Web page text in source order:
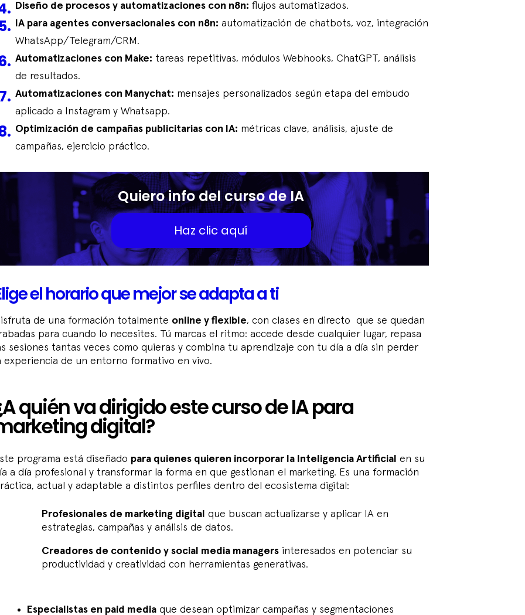
Diseño de procesos y automatizaciones con n8n: flujos automatizados.
IA para agentes conversacionales con n8n: automatización de chatbots, voz, integración
WhatsApp/Telegram/CRM.
Automatizaciones con Make: tareas repetitivas, módulos Webhooks, ChatGPT, análisis
de resultados.
Automatizaciones con Manychat: mensajes personalizados según etapa del embudo
aplicado a Instagram y Whatsapp.
Optimización de campañas publicitarias con IA: métricas clave, análisis, ajuste de
campañas, ejercicio práctico.
Quiero info del curso de IA
Haz clic aquí
el horario que mejor se adapta a ti
de una formación totalmente online y flexible, con clases en directo que se quedan
para cuando lo necesites. Tú marcas el ritmo: accede desde cualquier lugar, repasa
sesiones tantas veces como quieras y combina tu aprendizaje con tu día a día sin perder
experiencia de un entorno formativo en vivo.
quién va dirigido este curso de IA para
digital?
programa está diseñado para quienes quieren incorporar la Inteligencia Artificial en su
a día profesional y transformar la forma en que gestionan el marketing. Es una formación
actual y adaptable a distintos perfiles dentro del ecosistema digital:
Profesionales de marketing digital que buscan actualizarse y aplicar IA en
estrategias, campañas y análisis de datos.
Creadores de contenido y social media managers interesados en potenciar su
productividad y creatividad con herramientas generativas.
Especialistas en paid media que desean optimizar campañas y segmentaciones